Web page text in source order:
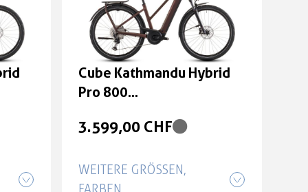
Cube Kathmandu Hybrid
Pro 800
Trapeze 58 cm
3.599,00 CHF
WEITERE GRÖSSEN, F